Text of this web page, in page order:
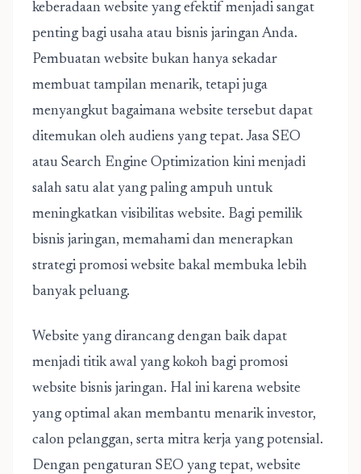
keberadaan website yang efektif menjadi sangat
penting bagi usaha atau bisnis jaringan Anda.
Pembuatan website bukan hanya sekadar
membuat tampilan menarik, tetapi juga
menyangkut bagaimana website tersebut dapat
ditemukan oleh audiens yang tepat. Jasa SEO
atau Search Engine Optimization kini menjadi
salah satu alat yang paling ampuh untuk
meningkatkan visibilitas website. Bagi pemilik
bisnis jaringan, memahami dan menerapkan
strategi promosi website bakal membuka lebih
banyak peluang.
Website yang dirancang dengan baik dapat
menjadi titik awal yang kokoh bagi promosi
website bisnis jaringan. Hal ini karena website
yang optimal akan membantu menarik investor,
calon pelanggan, serta mitra kerja yang potensial.
Dengan pengaturan SEO yang tepat, website